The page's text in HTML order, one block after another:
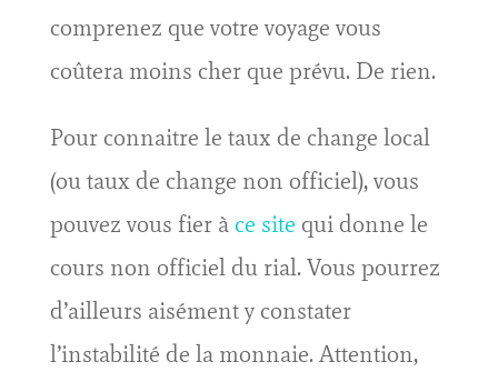
comprenez que votre voyage vous
coûtera moins cher que prévu. De rien.
Pour connaitre le taux de change local
(ou taux de change non officiel), vous
pouvez vous fier àce site qui donne le
cours non officiel du rial. Vous pourrez
d’ailleurs aisément y constater
l’instabilité de la monnaie. Attention,